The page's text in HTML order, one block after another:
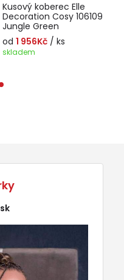
Kusový koberec Elle
Decoration Cosy 106109
Jungle Green
od 1 956Kč / ks
skladem